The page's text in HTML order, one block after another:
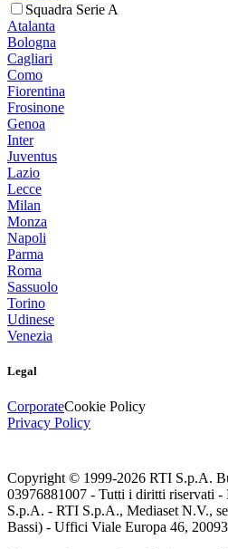
Squadra Serie A
Atalanta
Bologna
Cagliari
Como
Fiorentina
Frosinone
Genoa
Inter
Juventus
Lazio
Lecce
Milan
Monza
Napoli
Parma
Roma
Sassuolo
Torino
Udinese
Venezia
Legal
CorporateCookie Policy
Privacy Policy
Copyright © 1999-2026 RTI S.p.A.
03976881007 - Tutti i diritti riservati -
S.p.A. - RTI S.p.A., Mediaset N.V.,
Bassi) - Uffici Viale Europa 46,